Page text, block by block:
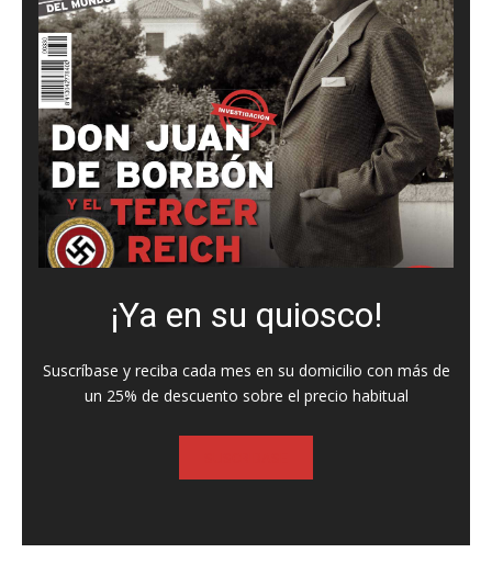
¡Ya en su quiosco!
Suscríbase y reciba cada mes en su domicilio con más de
un 25% de descuento sobre el precio habitual